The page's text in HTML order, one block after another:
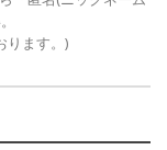
ります。)